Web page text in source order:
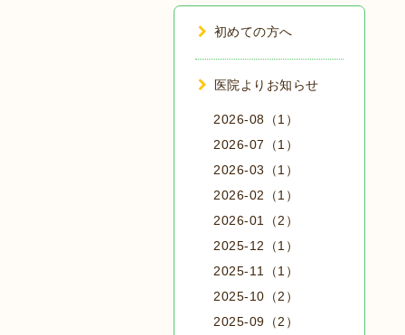
初めての方へ
医院よりお知らせ
2026-08（1）
2026-07（1）
2026-03（1）
2026-02（1）
2026-01（2）
2025-12（1）
2025-11（1）
2025-10（2）
2025-09（2）